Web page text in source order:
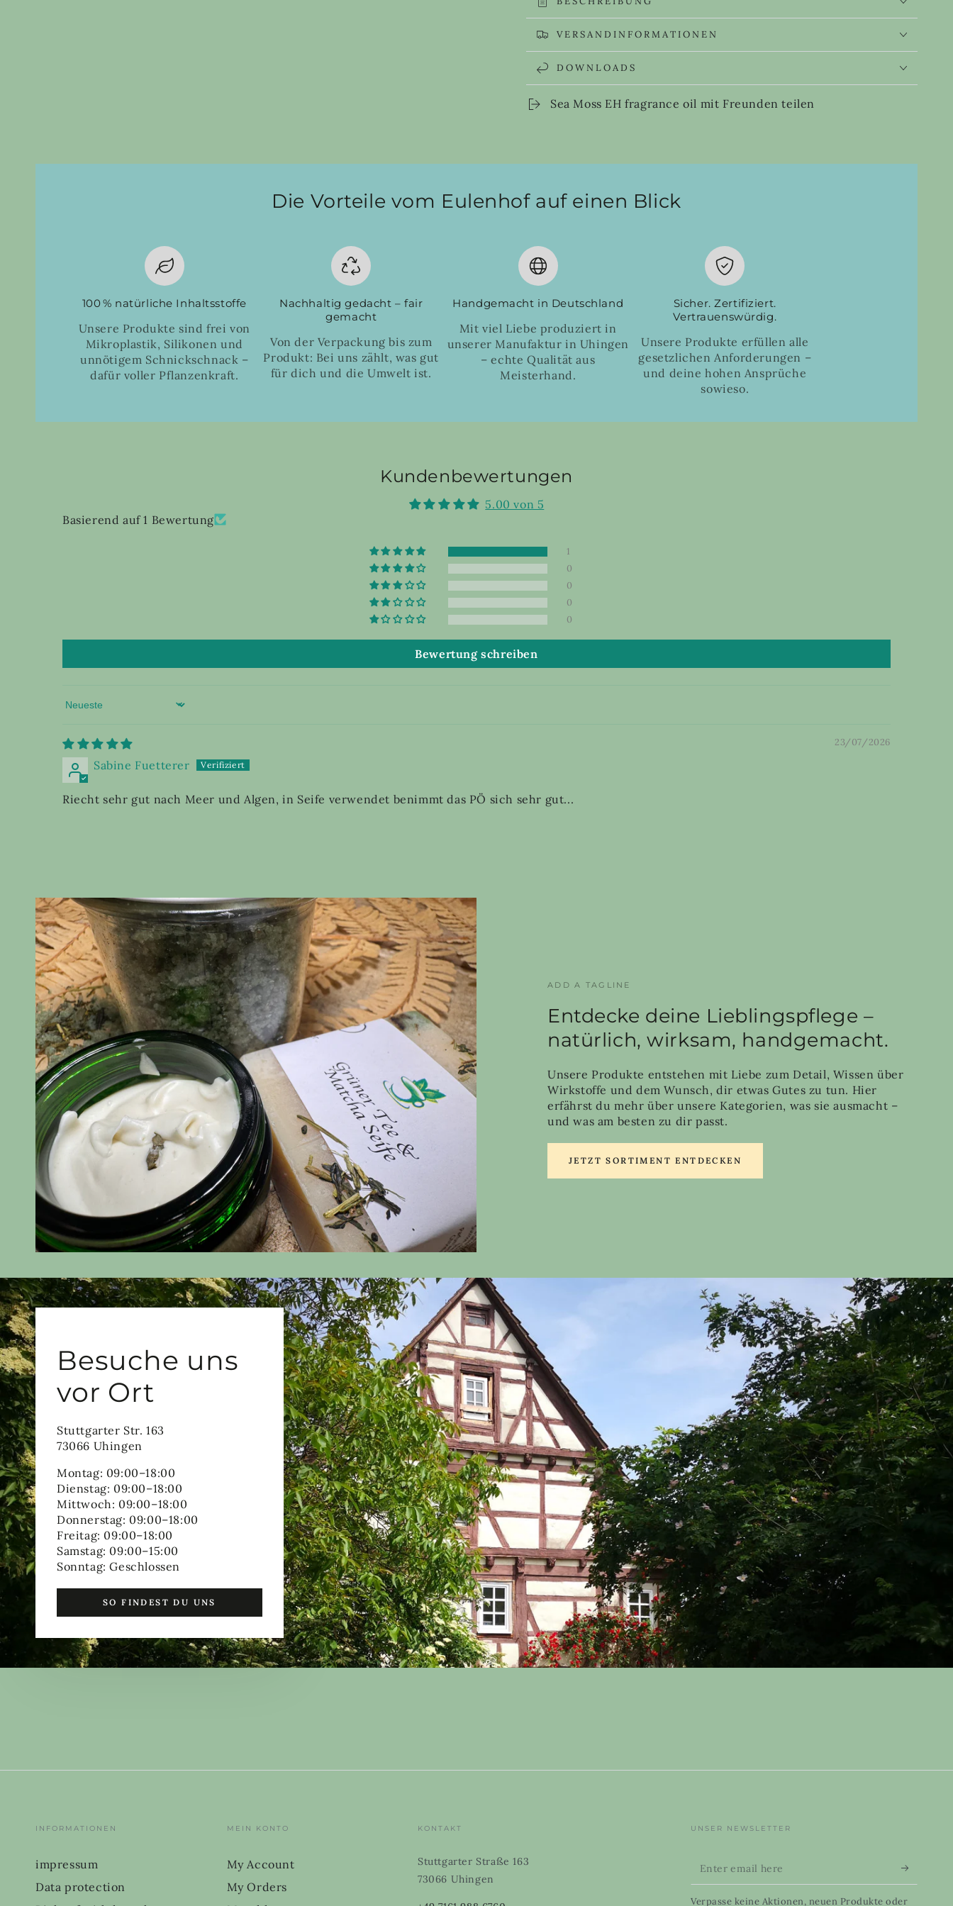
VERSANDINFORMATIONEN
DOWNLOADS
Sea Moss EH fragrance oil mit Freunden teilen
Die Vorteile vom Eulenhof auf einen Blick
100 % natürliche Inhaltsstoffe
Unsere Produkte sind frei von
Mikroplastik, Silikonen und
unnötigem Schnickschnack –
dafür voller Pflanzenkraft.
Nachhaltig gedacht – fair
gemacht
Von der Verpackung bis zum
Produkt: Bei uns zählt, was gut
für dich und die Umwelt ist.
Handgemacht in Deutschland
Mit viel Liebe produziert in
unserer Manufaktur in Uhingen
– echte Qualität aus
Meisterhand.
Sicher. Zertifiziert.
Vertrauenswürdig.
Unsere Produkte erfüllen alle
gesetzlichen Anforderungen –
und deine hohen Ansprüche
sowieso.
Kundenbewertungen
5.00 von 5
Basierend auf 1 Bewertung
1
0
0
0
0
Bewertung schreiben
Sort by
23/07/2026
Sabine Fuetterer
Riecht sehr gut nach Meer und Algen, in Seife verwendet benimmt das PÖ sich sehr gut...
ADD A TAGLINE
Entdecke deine Lieblingspflege –
natürlich, wirksam, handgemacht.
Unsere Produkte entstehen mit Liebe zum Detail, Wissen über
Wirkstoffe und dem Wunsch, dir etwas Gutes zu tun. Hier
erfährst du mehr über unsere Kategorien, was sie ausmacht –
und was am besten zu dir passt.
JETZT SORTIMENT ENTDECKEN
Besuche uns
vor Ort
Stuttgarter Str. 163
73066 Uhingen
Montag: 09:00–18:00
Dienstag: 09:00–18:00
Mittwoch: 09:00–18:00
Donnerstag: 09:00–18:00
Freitag: 09:00–18:00
Samstag: 09:00–15:00
Sonntag: Geschlossen
SO FINDEST DU UNS
INFORMATIONEN
impressum
Data protection
MEIN KONTO
My Account
My Orders
KONTAKT
Stuttgarter Straße 163
73066 Uhingen
UNSER NEWSLETTER
Enter
email
Verpasse keine Aktionen, neuen Produkte oder